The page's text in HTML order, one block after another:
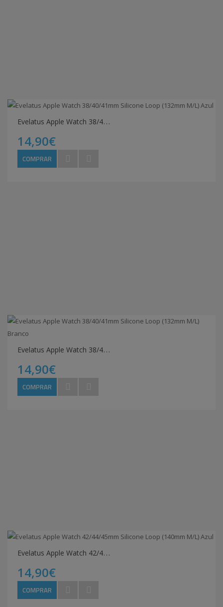
E
velatus Apple Watch 38/40/41mm Silicone Loop (132mm M/L) Azul
14,90€
COMPRAR
E
velatus Apple Watch 38/40/41mm Silicone Loop (132mm M/L) Branco
14,90€
COMPRAR
E
velatus Apple Watch 42/44/45mm Silicone Loop (140mm M/L) Azul
14,90€
COMPRAR